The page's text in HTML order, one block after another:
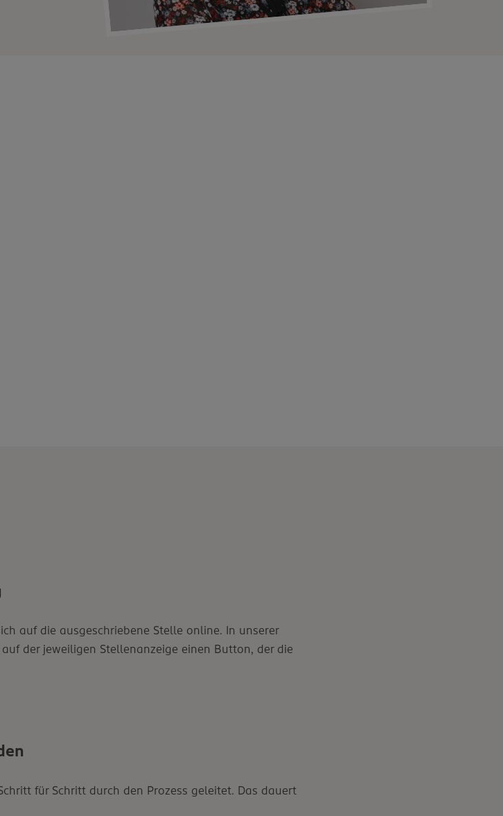
auf die ausgeschriebene Stelle online. In unserer
der jeweiligen Stellenanzeige einen Button, der die
für Schritt durch den Prozess geleitet. Das dauert